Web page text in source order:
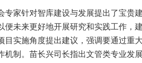
专家针对智库建设与发展提出了宝贵
便未来更好地开展研究和实践工作，
目实施角度提出建议，强调要通过重
机制。苗长兴司长指出文管类专业发